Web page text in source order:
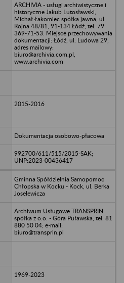
ARCHIVIA - usługi archiwistyczne i
historyczne Jakub Lutosławski,
Michał Łakomiec spółka jawna, ul.
Rojna 48/81, 91-134 Łódź, tel. 79
369-71-53. Miejsce przechowywania
dokumentacji: Łódź, ul. Ludowa 29,
adres mailowy:
biuro@archivia.com.pl,
www.archivia.com
2015-2016
Dokumentacja osobowo-płacowa
992700/611/515/2015-SAK;
UNP:2023-00436417
Gminna Spółdzielnia Samopomoc
Chłopska w Kocku - Kock, ul. Berka
Joselewicza
Archiwum Usługowe TRANSPRIN
spółka z o.o. - Góra Puławska, tel. 81
880 50 04; e-mail:
biuro@transprin.pl
1969-2023